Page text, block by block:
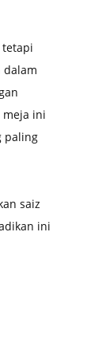
tetapi
dalam
meja ini
paling
saiz
ini